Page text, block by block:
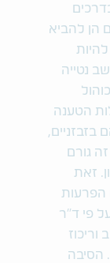
הן להביא
נטייה
הטענה
גורם
זאת
הפרעות
פי ד"ר
הסיבה